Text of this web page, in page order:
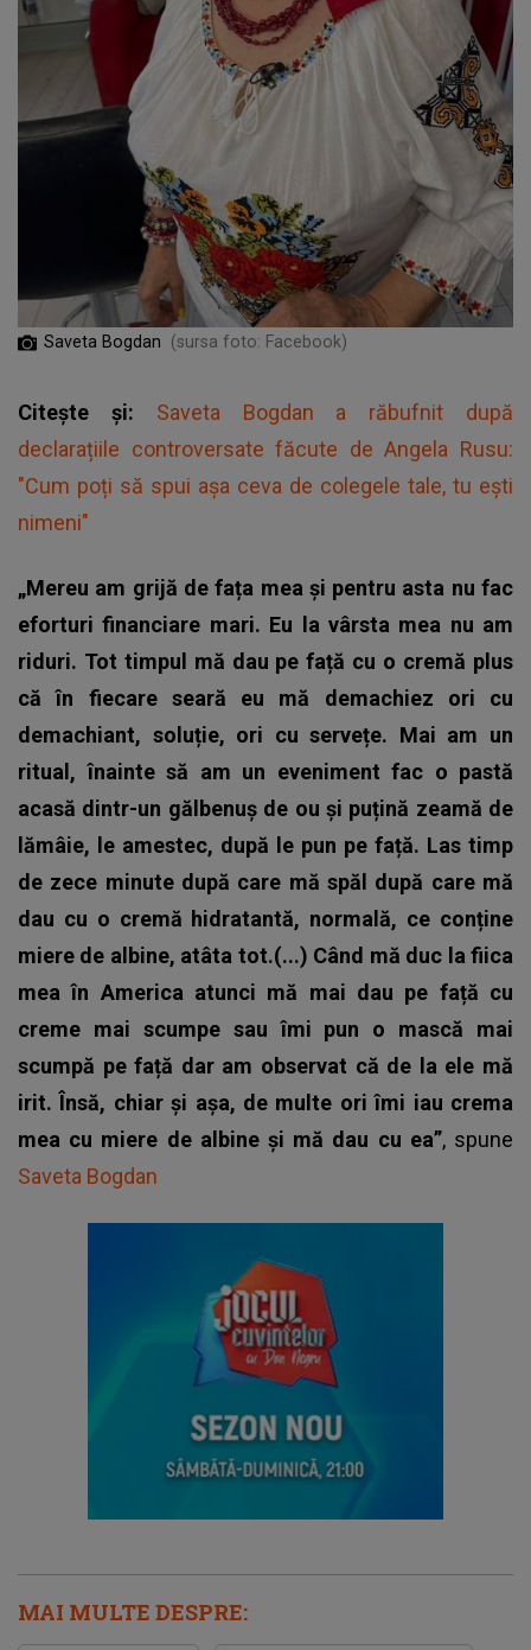
Saveta Bogdan (sursa foto: Facebook)
Citește și: Saveta Bogdan a răbufnit după
declarațiile controversate făcute de Angela Rusu:
"Cum poți să spui așa ceva de colegele tale, tu ești
nimeni"
„Mereu am grijă de fața mea și pentru asta nu fac
eforturi financiare mari. Eu la vârsta mea nu am
riduri. Tot timpul mă dau pe față cu o cremă plus
că în fiecare seară eu mă demachiez ori cu
demachiant, soluție, ori cu servețe. Mai am un
ritual, înainte să am un eveniment fac o pastă
acasă dintr-un gălbenuș de ou și puțină zeamă de
lămâie, le amestec, după le pun pe față. Las timp
de zece minute după care mă spăl după care mă
dau cu o cremă hidratantă, normală, ce conține
miere de albine, atâta tot.(...) Când mă duc la fiica
mea în America atunci mă mai dau pe față cu
creme mai scumpe sau îmi pun o mască mai
scumpă pe față dar am observat că de la ele mă
irit. Însă, chiar și așa, de multe ori îmi iau crema
mea cu miere de albine și mă dau cu ea”, spune
Saveta Bogdan
MAI MULTE DESPRE: